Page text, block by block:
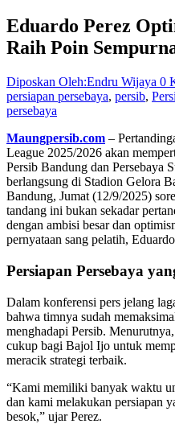
Eduardo Perez
Raih Poin
Diposkan Oleh:Endru Wijaya 0
persiapan persebaya, persib,
persebaya
Maungpersib.com –
League 2025/2026 akan
Persib Bandung dan Persebaya
berlangsung di Stadion Gelora
Bandung, Jumat (12/9/2025)
tandang ini bukan sekadar
dengan ambisi besar dan
pernyataan sang pelatih,
Persiapan Persebaya
Dalam konferensi pers jelang
bahwa timnya sudah
menghadapi Persib.
cukup bagi Bajol Ijo untuk
meracik strategi terbaik.
“Kami memiliki banyak waktu
dan kami melakukan persiapan
besok,” ujar Perez.